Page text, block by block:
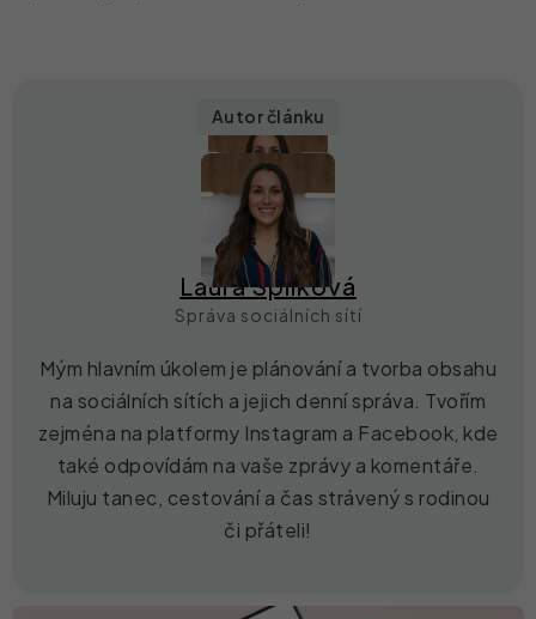
Autor článku
Laura Spilková
Správa sociálních sítí
Mým hlavním úkolem je plánování a tvorba obsahu
na sociálních sítích a jejich denní správa. Tvořím
zejména na platformy Instagram a Facebook, kde
také odpovídám na vaše zprávy a komentáře.
Miluju tanec, cestování a čas strávený s rodinou
či přáteli!